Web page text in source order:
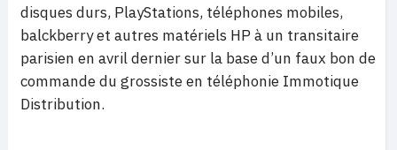
disques durs, PlayStations, téléphones mobiles,
balckberry et autres matériels HP à un transitaire
parisien en avril dernier sur la base d’un faux bon de
commande du grossiste en téléphonie Immotique
Distribution.